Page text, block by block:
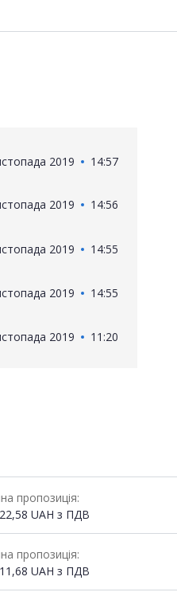
2019 14:57
2019 14:56
2019 14:55
2019 14:55
2019 11:20
пропозиція:
UAH з ПДВ
пропозиція:
UAH з ПДВ